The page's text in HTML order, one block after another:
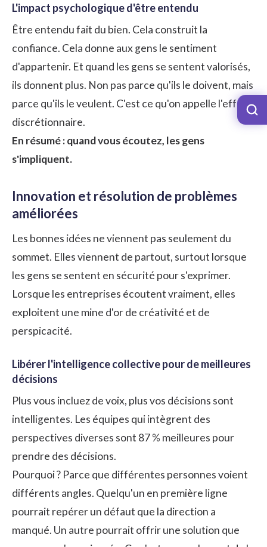
L'impact psychologique d'être entendu
Être entendu fait du bien. Cela construit la
confiance. Cela donne aux gens le sentiment
d'appartenir. Et quand les gens se sentent valorisés,
ils donnent plus. Non pas parce qu'ils le doivent, mais
parce qu'ils le veulent. C'est ce qu'on appelle l'effort
discrétionnaire.
En résumé : quand vous écoutez, les gens
s'impliquent.
Innovation et résolution de problèmes
améliorées
Les bonnes idées ne viennent pas seulement du
sommet. Elles viennent de partout, surtout lorsque
les gens se sentent en sécurité pour s'exprimer.
Lorsque les entreprises écoutent vraiment, elles
exploitent une mine d'or de créativité et de
perspicacité.
Libérer l'intelligence collective pour de meilleures
décisions
Plus vous incluez de voix, plus vos décisions sont
intelligentes. Les équipes qui intègrent des
perspectives diverses sont 87 % meilleures pour
prendre des décisions.
Pourquoi ? Parce que différentes personnes voient
différents angles. Quelqu'un en première ligne
pourrait repérer un défaut que la direction a
manqué. Un autre pourrait offrir une solution que